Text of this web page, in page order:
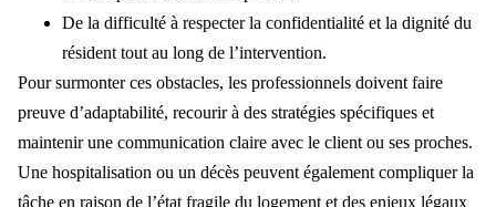
De la difficulté à respecter la confidentialité et la dignité du
résident tout au long de l’intervention.
Pour surmonter ces obstacles, les professionnels doivent faire
preuve d’adaptabilité, recourir à des stratégies spécifiques et
maintenir une communication claire avec le client ou ses proches.
Une hospitalisation ou un décès peuvent également compliquer la
tâche en raison de l’état fragile du logement et des enjeux légaux